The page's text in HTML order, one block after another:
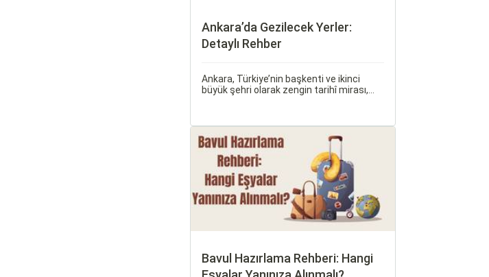
Ankara’da Gezilecek Yerler:
Detaylı Rehber
Ankara, Türkiye’nin başkenti ve ikinci
büyük şehri olarak zengin tarihî mirası,
zenginlikleri hem de doğal güzellikleri ile
ziyaretçilerine çeşitli keşif imkanları
sunmaktadır.
Bavul Hazırlama Rehberi: Hangi